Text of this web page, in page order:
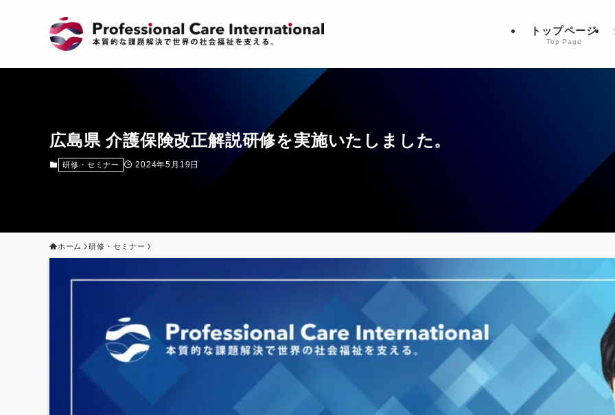
トップページ
Top Page
広島県 介護保険改正解説研修を実施いたしました。
研修・セミナー 2024年5月19日
ホーム 研修・セミナー